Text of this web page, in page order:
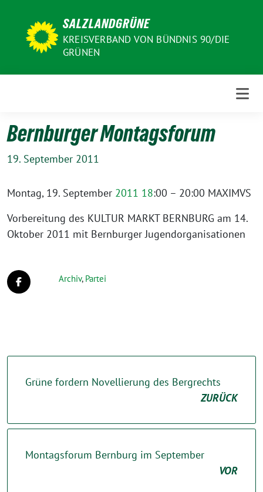
SALZLANDGRÜNE
KREISVERBAND VON BÜNDNIS 90/DIE
GRÜNEN
Bernburger Montagsforum
19. September 2011
Montag, 19. September 2011 18:00 – 20:00 MAXIMVS
Vorbereitung des KULTUR MARKT BERNBURG am 14.
Oktober 2011 mit Bernburger Jugendorganisationen
Archiv, Partei
Grüne fordern Novellierung des Bergrechts
ZURÜCK
Montagsforum Bernburg im September
VOR